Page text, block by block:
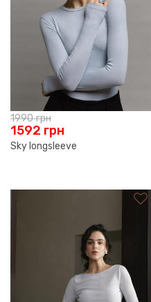
1990грн
1592 грн
Sky longsleeve